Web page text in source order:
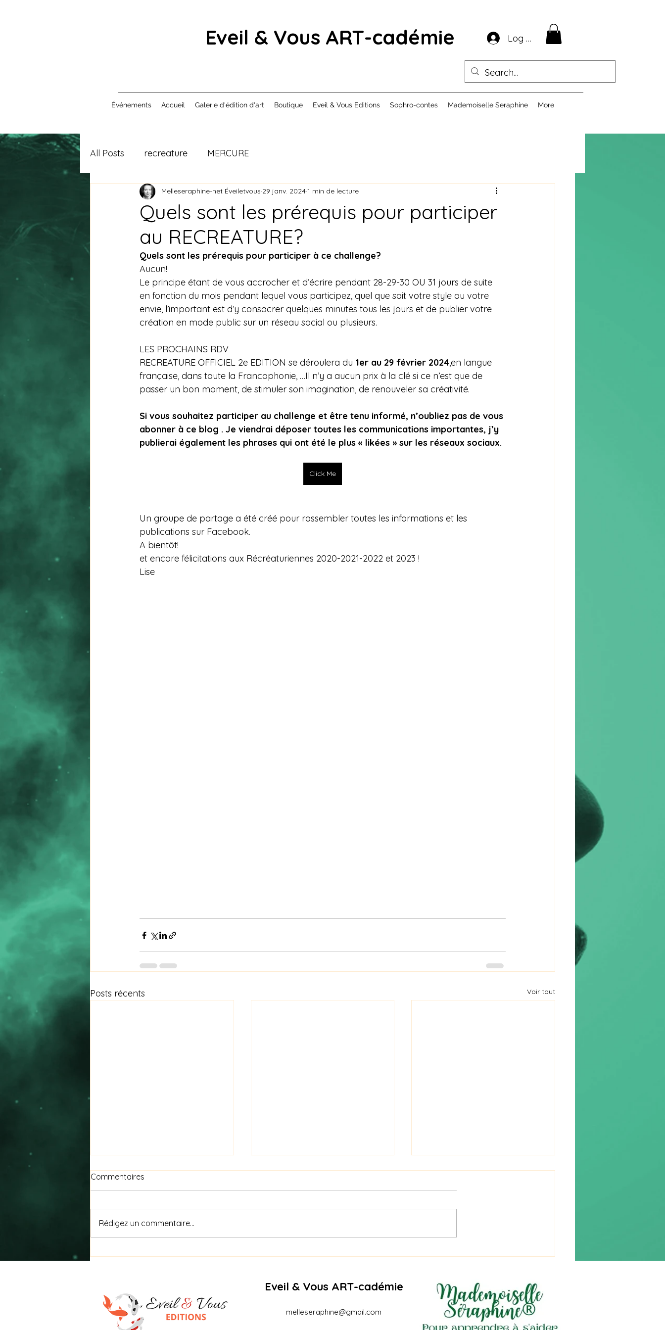
Eveil & Vous ART-cadémie Log In
Événements Accueil Galerie d'édition d'art Boutique Eveil & Vous Editions Sophro-contes Mademoiselle Seraphine More
All Posts recreature MERCURE
Quels sont les prérequis pour participer
au RECREATURE?
Melleseraphine-net Éveiletvous 29 janv. 20241 min de lecture
Quels sont les prérequis pour participer à ce challenge?
Aucun!
Le principe étant de vous accrocher et d’écrire pendant 28-29-30 OU 31 jours de suite
en fonction du mois pendant lequel vous participez, quel que soit votre style ou votre
envie, l’important est d’y consacrer quelques minutes tous les jours et de publier votre
création en mode public sur un réseau social ou plusieurs.
LES PROCHAINS RDV
RECREATURE OFFICIEL 2e EDITION se déroulera du 1er au 29 février 2024,en langue
française, dans toute la Francophonie, …Il n’y a aucun prix à la clé si ce n’est que de
passer un bon moment, de stimuler son imagination, de renouveler sa créativité.
Si vous souhaitez participer au challenge et être tenu informé, n’oubliez pas de vous
abonner à ce blog . Je viendrai déposer toutes les communications importantes, j’y
publierai également les phrases qui ont été le plus « likées » sur les réseaux sociaux.
Click Me
Un groupe de partage a été créé pour rassembler toutes les informations et les
publications sur Facebook.
A bientôt!
et encore félicitations aux Récréaturiennes 2020-2021-2022 et 2023 !
Lise
Posts récents Voir tout
Nagare (流れ) « le flux »
Commentaires
Rédigez un commentaire...
Eveil & Vous ART-cadémie
melleseraphine@gmail.com